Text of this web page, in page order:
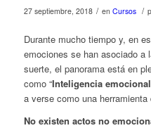
27 septiembre, 2018 / en Cursos /
Durante mucho tiempo y, en
emociones se han asociado a
suerte, el panorama está en
como “Inteligencia emocional
a verse como una
No existen actos no